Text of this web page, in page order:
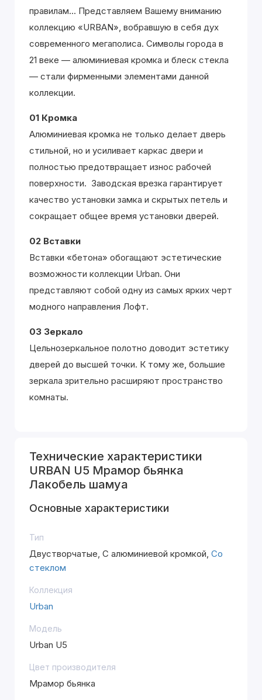
правилам... Представляем Вашему вниманию
коллекцию «URBAN», вобравшую в себя дух
современного мегаполиса. Символы города в
21 веке — алюминиевая кромка и блеск стекла
— стали фирменными элементами данной
коллекции.
01 Кромка
Алюминиевая кромка не только делает дверь
стильной, но и усиливает каркас двери и
полностью предотвращает износ рабочей
поверхности. Заводская врезка гарантирует
качество установки замка и скрытых петель и
сокращает общее время установки дверей.
02 Вставки
Вставки «бетона» обогащают эстетические
возможности коллекции Urban. Они
представляют собой одну из самых ярких черт
модного направления Лофт.
03 Зеркало
Цельнозеркальное полотно доводит эстетику
дверей до высшей точки. К тому же, большие
зеркала зрительно расширяют пространство
комнаты.
Технические характеристики
URBAN U5 Мрамор бьянка
Лакобель шамуа
Основные характеристики
Тип
Двустворчатые, С алюминиевой кромкой, Со
стеклом
Коллекция
Urban
Модель
Urban U5
Цвет производителя
Мрамор бьянка